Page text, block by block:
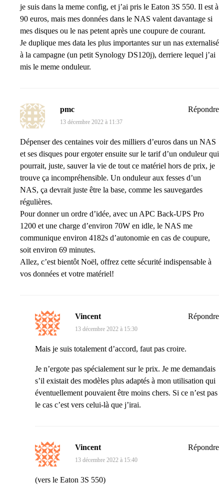
je suis dans la meme config, et j’ai pris le Eaton 3S 550. Il est à
90 euros, mais mes données dans le NAS valent davantage si
mes disques ou le nas petent après une coupure de courant.
Je duplique mes data les plus importantes sur un nas externalisé
à la campagne (un petit Synology DS120j), derriere lequel j’ai
mis le meme onduleur.
pmc
13 décembre 2022 à 11:37
Dépenser des centaines voir des milliers d’euros dans un NAS
et ses disques pour ergoter ensuite sur le tarif d’un onduleur qui
pourrait, juste, sauver la vie de tout ce matériel hors de prix, je
trouve ça incompréhensible. Un onduleur aux fesses d’un
NAS, ça devrait juste être la base, comme les sauvegardes
régulières.
Pour donner un ordre d’idée, avec un APC Back-UPS Pro
1200 et une charge d’environ 70W en idle, le NAS me
communique environ 4182s d’autonomie en cas de coupure,
soit environ 69 minutes.
Allez, c’est bientôt Noël, offrez cette sécurité indispensable à
vos données et votre matériel!
Répondre
Vincent
13 décembre 2022 à 15:30
Mais je suis totalement d’accord, faut pas croire.
Je n’ergote pas spécialement sur le prix. Je me demandais
s’il existait des modèles plus adaptés à mon utilisation qui
éventuellement pouvaient être moins chers. Si ce n’est pas
le cas c’est vers celui-là que j’irai.
Répondre
Vincent
13 décembre 2022 à 15:40
(vers le Eaton 3S 550)
Répondre